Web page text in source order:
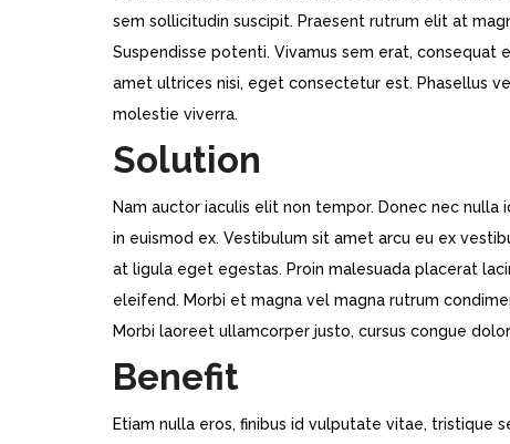
sem sollicitudin suscipit. Praesent rutrum elit at
Suspendisse potenti. Vivamus sem erat, consequat
amet ultrices nisi, eget consectetur est. Phasellus
molestie viverra.
Solution
Nam auctor iaculis elit non tempor. Donec nec
in euismod ex. Vestibulum sit amet arcu eu ex
at ligula eget egestas. Proin malesuada placerat
eleifend. Morbi et magna vel magna rutrum
Morbi laoreet ullamcorper justo, cursus congue
Benefit
Etiam nulla eros, finibus id vulputate vitae, tristique